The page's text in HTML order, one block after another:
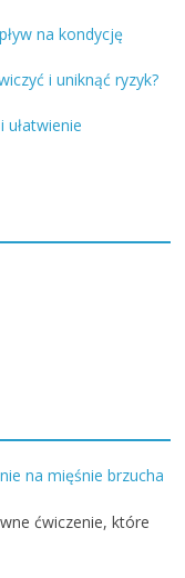
na kondycję
i uniknąć ryzyk?
ułatwienie
na mięśnie brzucha
ćwiczenie, które